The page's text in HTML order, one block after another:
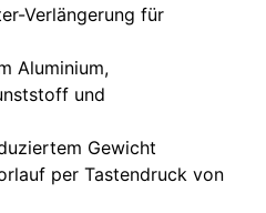
Verlängerung für
Aluminium,
und
Gewicht
per Tastendruck von